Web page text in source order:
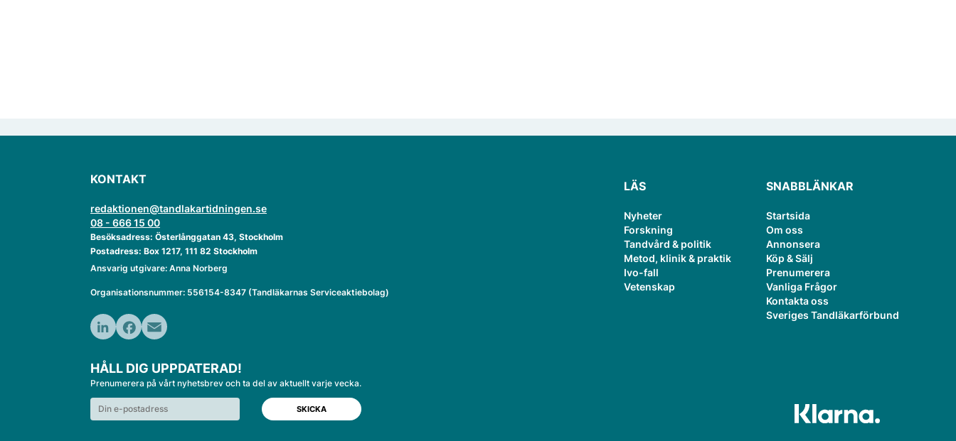
KONTAKT
redaktionen@tandlakartidningen.se
08 - 666 15 00
Besöksadress: Österlånggatan 43, Stockholm
Postadress: Box 1217, 111 82 Stockholm
Ansvarig utgivare: Anna Norberg
Organisationsnummer: 556154-8347 (Tandläkarnas Serviceaktiebolag)
HÅLL DIG UPPDATERAD!
Prenumerera på vårt nyhetsbrev och ta del av aktuellt varje vecka.
LÄS
Nyheter
Forskning
Tandvård & politik
Metod, klinik & praktik
Ivo-fall
Vetenskap
SNABBLÄNKAR
Startsida
Om oss
Annonsera
Köp & Sälj
Prenumerera
Vanliga Frågor
Kontakta oss
Sveriges Tandläkarförbund